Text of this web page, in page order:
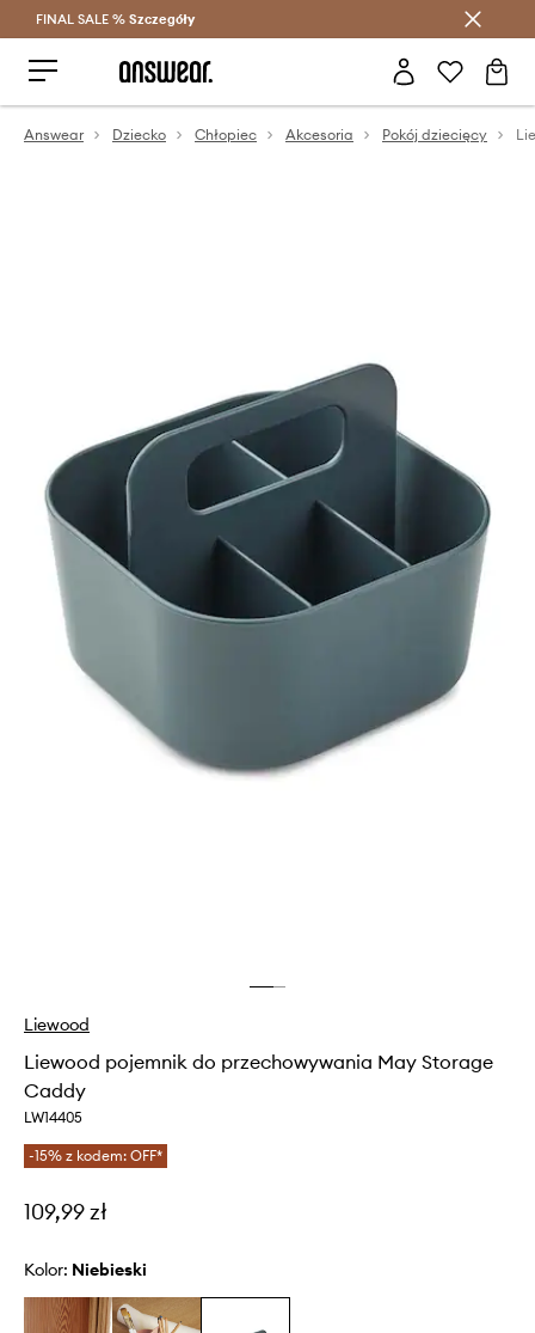
Oszczędzaj z Answear Club >
FINAL SALE % Szczegóły
Answear Dziecko Chłopiec Akcesoria Pokój dziecięcy
Liewood
Liewood pojemnik do przechowywania May Storage
Caddy
LW14405
-15% z kodem: OFF*
109,99 zł
Kolor: niebieski